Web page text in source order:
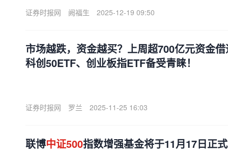
证券时报网
阙福生 2025-12-19 09:50
市场越跌，资金越买？上周超700亿元资金
科创50ETF、创业板指ETF备受青睐！
证券时报网 罗兰 2025-11-25 16:03
联博中证500指数增强基金将于11月17日正